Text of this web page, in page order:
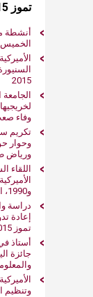
تموز 2015
أنشطة
الخميس 30 تموز 2015
2015
الجامعة
وفاء صعب،
تكريم
وحوار
ورياض طبارة،
اللقاء
و1990، الخميس 9 تموز 2015
دراسة
تموز 2015
أستاذ
جائزة
والمعلوماتية للعام
وتنظيم